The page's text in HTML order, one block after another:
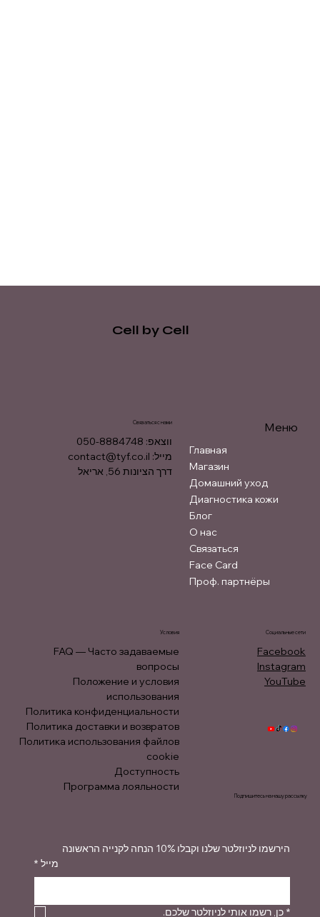
Cell by Cell
Меню
Главная
Магазин
Домашний уход
Диагностика кожи
Блог
О нас
Связаться
Face Card
Проф. партнёры
Условия
FAQ — Часто задаваемые
вопросы
Положение и условия
использования
Политика конфиденциальности
Политика доставки и возвратов
Политика использования файлов
cookie
Доступность
Программа лояльности
Связаться с нами
ווצאפ: 050-8884748
מייל: contact@tyf.co.il
דרך הציונות 56, אריאל
Социальные сети
Facebook
Instagram
YouTube
הירשמו לניוזלטר שלנו וקבלו 10% הנחה לקנייה הראשונה
* מייל
* כן, רשמו אותי לניוזלטר שלכם.
Подпишитесь на нашу рассылку